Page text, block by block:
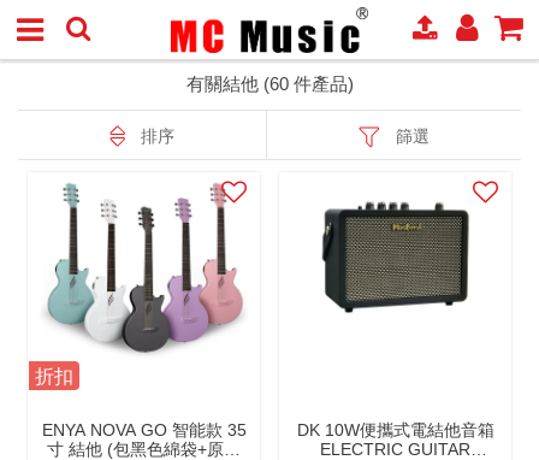
有關結他 (60 件產品)
排序 篩選
折扣
ENYA NOVA GO 智能款 35
寸 結他 (包黑色綿袋+原廠
DK 10W便攜式電結他音箱
ELECTRIC GUITAR